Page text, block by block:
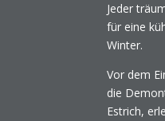
Jeder
für eine
Winter.
Vor dem
die
Estrich,